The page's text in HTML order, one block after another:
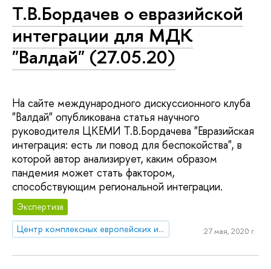
Т.В.Бордачев о евразийской
интеграции для МДК
"Валдай" (27.05.20)
На сайте международного дискуссионного клуба
"Валдай" опубликована статья научного
руководителя ЦКЕМИ Т.В.Бордачева "Евразийская
интеграция: есть ли повод для беспокойства", в
которой автор анализирует, каким образом
пандемия может стать фактором,
способствующим региональной интеграции.
Экспертиза
Центр комплексных европейских и международных исследований (ЦКЕМИ)
27 мая, 2020 г.